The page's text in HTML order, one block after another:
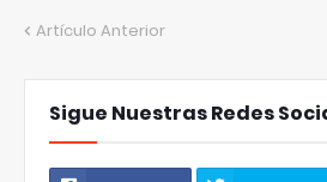
Artículo Anterior
Sigue Nuestras Redes